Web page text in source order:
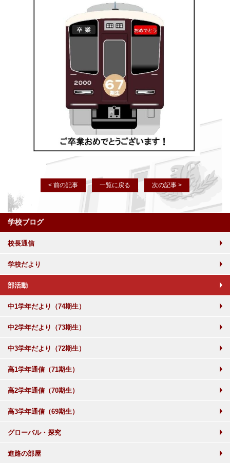
< 前の記事 一覧に戻る 次の記事 >
学校ブログ
校長通信
学校だより
部活動
中1学年だより（74期生）
中2学年だより（73期生）
中3学年だより（72期生）
高1学年通信（71期生）
高2学年通信（70期生）
高3学年通信（69期生）
グローバル・探究
進路の部屋